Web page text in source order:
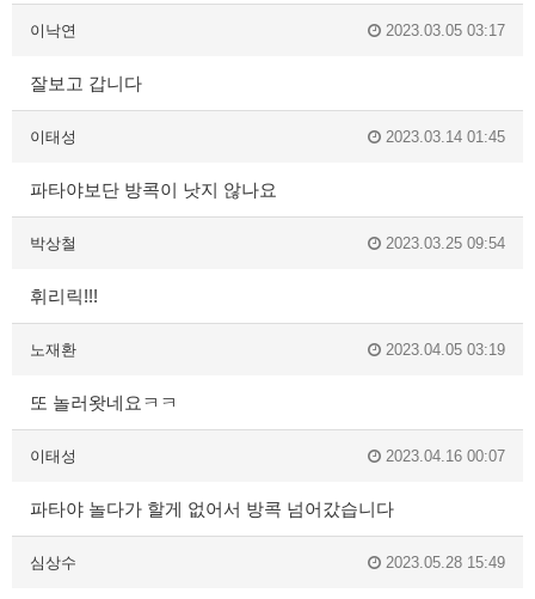
이낙연 2023.03.05 03:17
잘보고 갑니다
이태성 2023.03.14 01:45
파타야보단 방콕이 낫지 않나요
박상철 2023.03.25 09:54
휘리릭!!!
노재환 2023.04.05 03:19
또 놀러왓네요ㅋㅋ
이태성 2023.04.16 00:07
파타야 놀다가 할게 없어서 방콕 넘어갔습니다
심상수 2023.05.28 15:49